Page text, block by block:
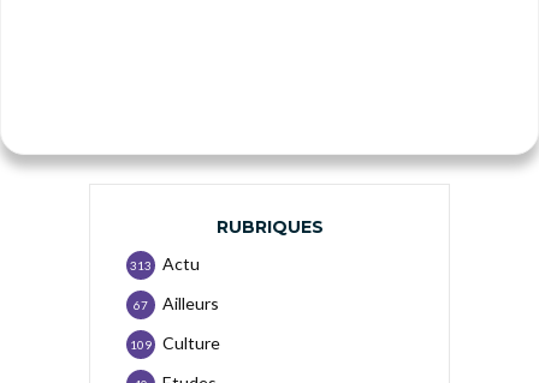
RUBRIQUES
Actu
313
Ailleurs
67
Culture
109